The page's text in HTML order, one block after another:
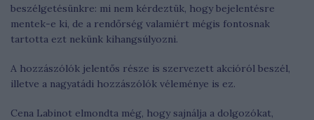
beszélgetésünkre: mi nem kérdeztük, hogy bejelentésre
mentek-e ki, de a rendőrség valamiért mégis fontosnak
tartotta ezt nekünk kihangsúlyozni.
A hozzászólók jelentős része is szervezett akcióról beszél,
illetve a nagyatádi hozzászólók véleménye is ez.
Cena Labinot elmondta még, hogy sajnálja a dolgozókat,